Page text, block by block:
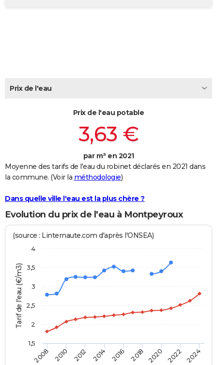
Carte de Noël
Carte Bonne année
Carte Saint-Valentin
Carte Pâques
Carte d'anniversaire
DICTIONNAIRE
FORUM
Prix de l'eau
Prix de l'eau potable
3,63 €
par m³ en 2021
Moyenne des tarifs de l'eau du robinet déclarés en 2021 dans
la commune. (Voir la méthodologie)
Dans quelle ville l'eau est la plus chère ?
Evolution du prix de l'eau à Montpeyroux
Tarif de l'eau (€/m3)
(source : Linternaute.com d'après l'ONSEA)
2008 2010 2012 2014 2016 2018 2020 2022 2024
1,5
2
2,5
3
3,5
4